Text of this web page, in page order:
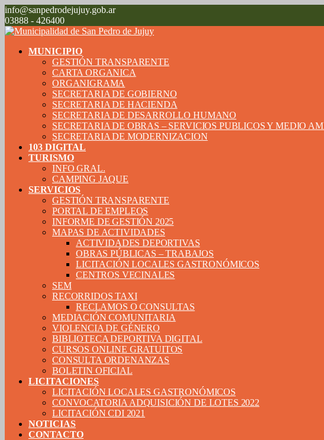
info@sanpedrodejujuy.gob.ar
03888 - 426400
MUNICIPIO
GESTIÓN TRANSPARENTE
CARTA ORGANICA
ORGANIGRAMA
SECRETARIA DE GOBIERNO
SECRETARIA DE HACIENDA
SECRETARIA DE DESARROLLO HUMANO
SECRETARIA DE OBRAS – SERVICIOS PUBLICOS Y MEDIO
SECRETARIA DE MODERNIZACION
103 DIGITAL
TURISMO
INFO GRAL.
CAMPING JAQUE
SERVICIOS
GESTIÓN TRANSPARENTE
PORTAL DE EMPLEOS
INFORME DE GESTIÓN 2025
MAPAS DE ACTIVIDADES
ACTIVIDADES DEPORTIVAS
OBRAS PÚBLICAS – TRABAJOS
LICITACIÓN LOCALES GASTRONÓMICOS
CENTROS VECINALES
SEM
RECORRIDOS TAXI
RECLAMOS O CONSULTAS
MEDIACIÓN COMUNITARIA
VIOLENCIA DE GÉNERO
BIBLIOTECA DEPORTIVA DIGITAL
CURSOS ONLINE GRATUITOS
CONSULTA ORDENANZAS
BOLETIN OFICIAL
LICITACIONES
LICITACIÓN LOCALES GASTRONÓMICOS
CONVOCATORIA ADQUISICIÓN DE LOTES 2022
LICITACIÓN CDI 2021
NOTICIAS
CONTACTO